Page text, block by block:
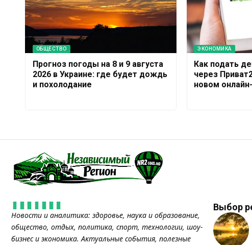
ОБЩЕСТВО
Прогноз погоды на 8 и 9 августа
2026 в Украине: где будет дождь
и похолодание
ЭКОНОМИКА
Как подать
через
новом
Новости и аналитика: здоровье, наука и образование,
общество, отдых, политика, спорт, технологии, шоу-
бизнес и экономика. Актуальные события, полезные
Выбор